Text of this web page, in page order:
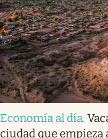
Economía al día.
ciudad que empieza